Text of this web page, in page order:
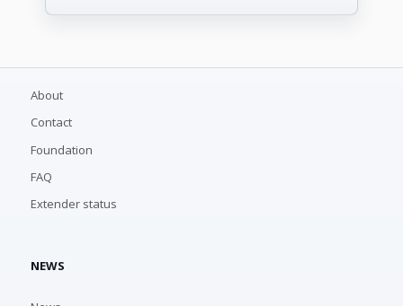
About
Contact
Foundation
FAQ
Extender status
NEWS